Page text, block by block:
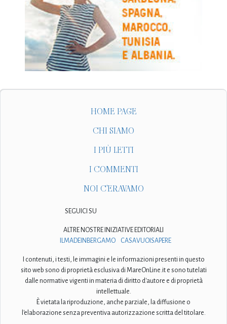
HOME PAGE
CHI SIAMO
I PIÙ LETTI
I COMMENTI
NOI C'ERAVAMO
SEGUICI SU
ALTRE NOSTRE INIZIATIVE EDITORIALI
ILMADEINBERGAMO
CASAVUOISAPERE
I contenuti, i testi, le immagini e le informazioni presenti in questo
sito web sono di proprietà esclusiva di MareOnLine.it e sono tutelati
dalle normative vigenti in materia di diritto d'autore e di proprietà
intellettuale.
È vietata la riproduzione, anche parziale, la diffusione o
l'elaborazione senza preventiva autorizzazione scritta del titolare.